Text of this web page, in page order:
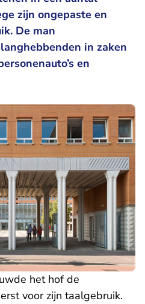
zijn ongepaste en
De man
in zaken
en
het hof de
voor zijn taalgebruik.